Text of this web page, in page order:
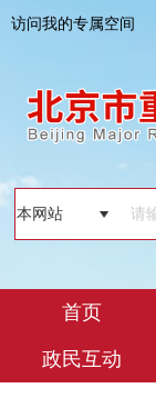
访问我的专属空间
首页
政民互动